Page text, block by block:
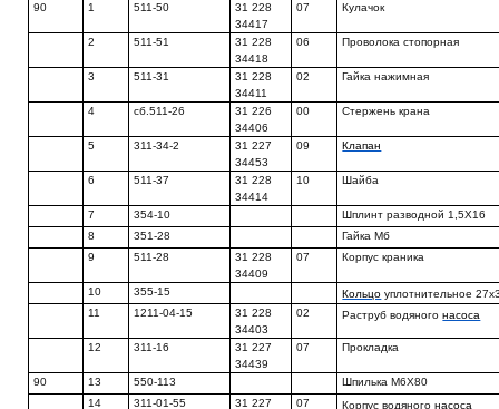
90
1 511-50
31 228
34417
07 Кулачок
2 511-51
31 228
34418
06 Проволока стопорная
3 511-31
31 228
34411
02 Гайка нажимная
4 сб.511-26
31 226
34406
00 Стержень крана
5 311-34-2
31 227
34453
09 Клапан
6 511-37
31 228
34414
10 Шайба
7 354-10
Шплинт разводной 1,5X16
8
351-28
Гайка Мб
9
511-28
31 228
34409
07 Корпус краника
10 355-15 Кольцо уплотнительное
11
1211-04-15
31 228
34403
02 Раструб водяного насоса
12 311-16
31 227
34439
07 Прокладка
90 13 550-113
Шпилька М6Х80
14
311-01-55
31 227
07 Корпус водяного насоса